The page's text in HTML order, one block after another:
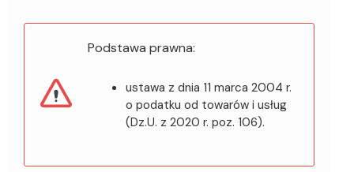
Podstawa prawna:
ustawa z dnia 11 marca 2004 r.
o podatku od towarów i usług
(Dz.U. z 2020 r. poz. 106).